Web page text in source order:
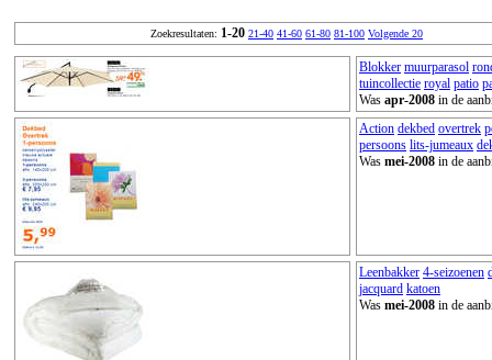
Zoekresultaten: 1-20 21-40 41-60 61-80 81-100 Volgende 20
Blokker muurparasol
tuincollectie royal patio
Was apr-2008 in de
Action dekbed overtrek
persoons lits-jumeaux
Was mei-2008 in de
Leenbakker 4-seizoenen
jacquard katoen
Was mei-2008 in de